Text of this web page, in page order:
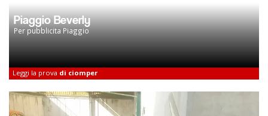
Piaggio Beverly
Per pubblicita Piaggio
Leggi la prova di ciomper